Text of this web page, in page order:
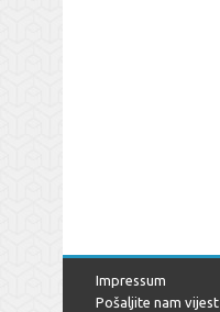
Impressum
Pošaljite nam vijest